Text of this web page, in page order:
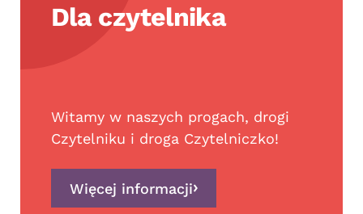
Dla czytelnika
Witamy w naszych progach, drogi
Czytelniku i droga Czytelniczko!
Więcej informacji